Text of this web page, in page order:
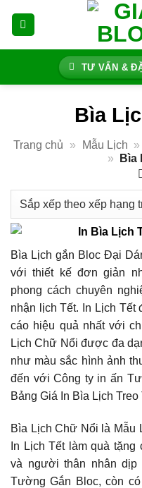
TƯ VẤN &
Bìa
Trang chủ » Mẫu Lịch »
»
Bìa
Bìa Lịch gắn Bloc Đại
với thiết kế đơn giản
phong cách chuyên
nhận lịch Tết. In Lịch
cáo hiệu quả nhất với
Lịch Chữ Nổi được đa
như màu sắc hình ảnh
đến với Công ty in ấn
Bảng Giá In Bìa Lịch
Bìa Lịch Chữ Nổi là Mẫu
In Lịch Tết làm quà
và người thân nhân dịp
Tường Gắn Bloc, còn